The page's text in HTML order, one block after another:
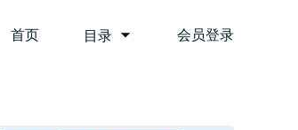
首页 目录 会员登录